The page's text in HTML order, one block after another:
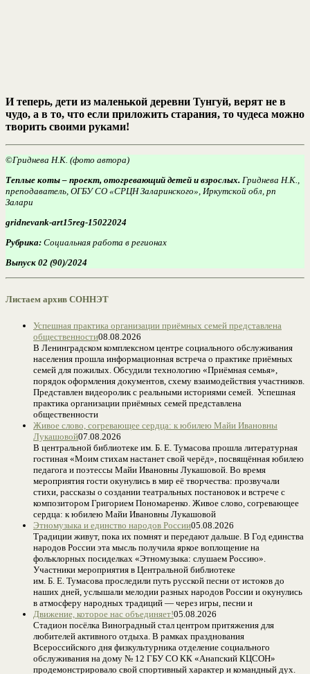
И теперь, дети из маленькой деревни Тунгуй, верят не в
чудо, а в то, что если приложить старания, то чудеса можно
творить своими руками!
©Гриднева Н.К. (фото автора)
Теплые коты – проект, отогревающий детей и взрослых. Гриднева Н.К.,
преподаватель, ОГБУ СО «СРЦН Заларинского», Иркутской обл, рп
Залари
gridnevank-art15reg-15022024
Рубрика: Социальная работа в регионах
Выпуск 02 (90)/2024
Листаем архив СОННЭТ
Успешная практика организации приёмных семей представлена
общественности08.08.2026
В Ленинградском комплексном центре социального обслуживания
населения прошла информационная встреча о практике приёмных
семей для пожилых. Обсудили технологию «Приёмная семья»,
порядок оформления документов, схему взаимодействия участников.
Представлен видеоролик с реальными историями семей. Успешная
практика организации приёмных семей представлена
общественности
Живое слово, согревающее сердца: к юбилею Майи Ивановны
Лукашовой07.08.2026
В центральной библиотеке им. Б. Е. Тумасова прошла литературная
гостиная «Моим стихам настанет свой черёд», посвящённая юбилею
педагога и поэтессы Майи Ивановны Лукашовой. Во время
мероприятия гости окунулись в мир её творчества: прозвучали
стихи, рассказы о создании театральных постановок и встрече с
композитором Григорием Пономаренко. Живое слово, согревающее
сердца: к юбилею Майи Ивановны Лукашовой
Этномузыка и единство народов России05.08.2026
Традиции живут, пока их помнят и передают дальше. В Год единства
народов России эта мысль получила яркое воплощение на
фольклорных посиделках «Этномузыка: слушаем Россию».
Участники мероприятия в Центральной библиотеке
им. Б. Е. Тумасова проследили путь русской песни от истоков до
наших дней, услышали мелодии разных народов России и окунулись
в атмосферу народных традиций — через игры, песни и
Движение, которое нас объединяет!05.08.2026
Стадион посёлка Виноградный стал центром притяжения для
любителей активного отдыха. В рамках празднования
Всероссийского дня физкультурника отделение социального
обслуживания на дому № 12 ГБУ СО КК «Анапский КЦСОН»
продемонстрировало свой спортивный характер и командный дух.